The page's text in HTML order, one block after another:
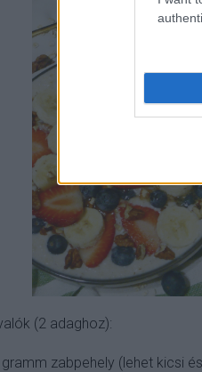
(2 adaghoz):
zabpehely (lehet kicsi